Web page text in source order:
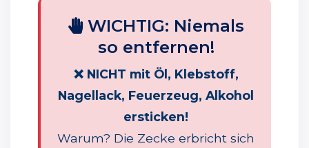
WICHTIG: Niemals
so entfernen!
❌ NICHT mit Öl, Klebstoff,
Nagellack, Feuerzeug, Alkohol
ersticken!
Warum? Die Zecke erbricht sich